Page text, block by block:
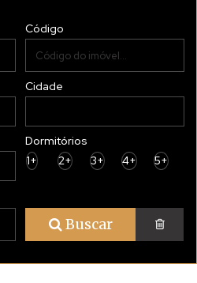
Código
Cidade
Dormitórios
1+
2+ 3+ 4+ 5+
Buscar